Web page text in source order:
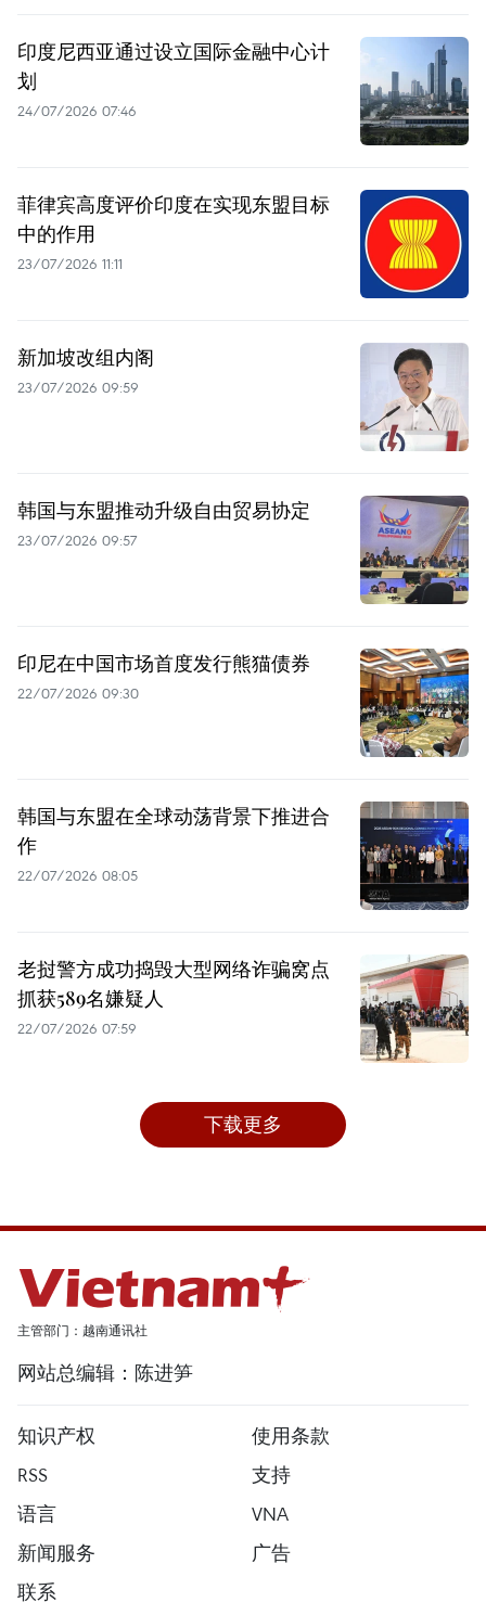
印度尼西亚通过设立国际金融中心计
划
24/07/2026 07:46
菲律宾高度评价印度在实现东盟目标
中的作用
23/07/2026 11:11
新加坡改组内阁
23/07/2026 09:59
韩国与东盟推动升级自由贸易协定
23/07/2026 09:57
印尼在中国市场首度发行熊猫债券
22/07/2026 09:30
韩国与东盟在全球动荡背景下推进合
作
22/07/2026 08:05
老挝警方成功捣毁大型网络诈骗窝点
抓获589名嫌疑人
22/07/2026 07:59
下载更多
主管部门：越南通讯社
网站总编辑：陈进笋
知识产权
使用条款
RSS
支持
语言
VNA
新闻服务
广告
联系